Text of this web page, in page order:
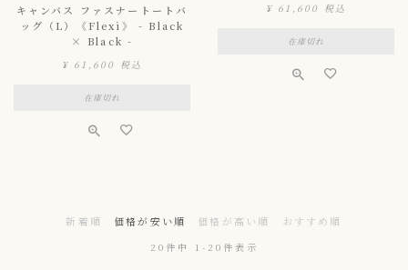
キャンバス ファスナートートバ
ッグ（L）《Flexi》 - Black
× Black -
¥ 61,600 税込
在庫切れ
¥ 61,600 税込
在庫切れ
新着順 価格が安い順 価格が高い順 おすすめ順
20 件中 1 - 20 件表示